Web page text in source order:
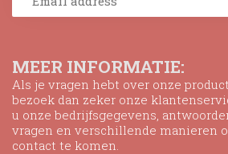
MEER INFORMATIE:
Als je vragen hebt over onze
bezoek dan zeker onze
u onze bedrijfsgegevens,
vragen en verschillende manieren
contact te komen.